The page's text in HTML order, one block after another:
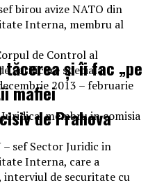
birou avize NATO din
Interna, membru al
de Control al
verificare speciala
2013 – februarie
Juridica, membru in comisia
– sef Sector Juridic in
Interna, care a
interviul de securitate cu
și îi fac „pe
mafiei
de Prahova